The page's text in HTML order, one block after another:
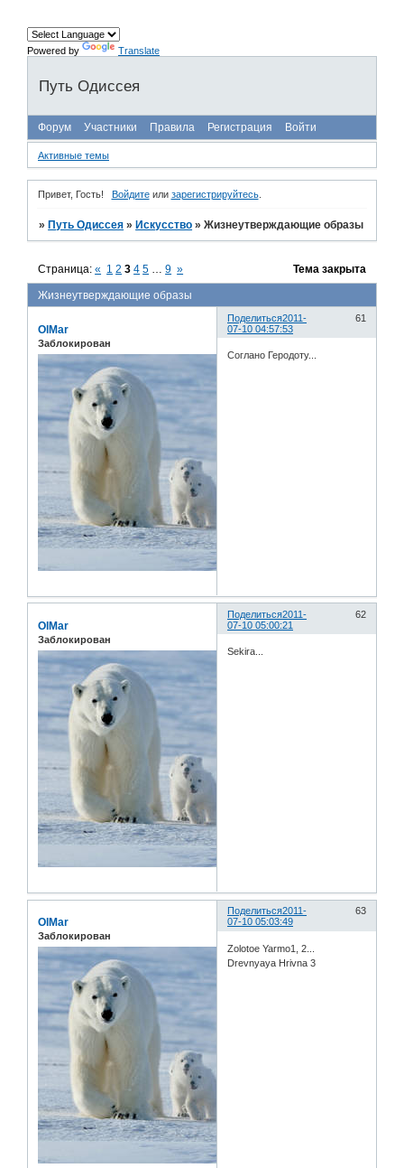
Powered by Translate
Путь Одиссея
Форум Участники Правила Регистрация Войти
Активные темы
Привет, Гость! Войдитеили зарегистрируйтесь.
» Путь Одиссея » Искусство »Жизнеутверждающие образы
Жизнеутверждающие образы
Страница:« 1 2 3 4 5 9 » Тема закрыта
Поделиться 61
2011-
07-10 04:57:53
OlMar
Заблокирован
Соглано Геродоту...
Поделиться 62
2011-
07-10 05:00:21
OlMar
Заблокирован
Sekira...
Поделиться 63
2011-
07-10 05:03:49
OlMar
Заблокирован
Zolotoe Yarmo1, 2...
Drevnyaya Hrivna 3